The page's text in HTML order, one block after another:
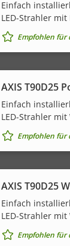
Einfach
LED-Strahler
Empfohlen für
AXIS T90D25
Einfach
LED-Strahler
Empfohlen für
AXIS T90D25
Einfach
LED-Strahler
Empfohlen für